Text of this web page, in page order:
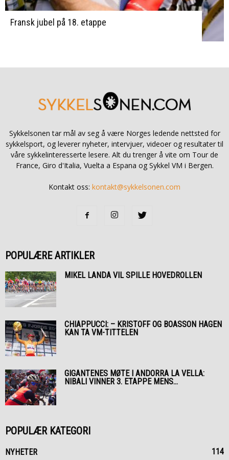
Fransk jubel på 18. etappe
Sykkelsonen tar mål av seg å være Norges ledende nettsted for
sykkelsport, og leverer nyheter, intervjuer, videoer og resultater til
våre sykkelinteresserte lesere. Alt du trenger å vite om Tour de
France, Giro d'Italia, Vuelta a Espana og Sykkel VM i Bergen.
Kontakt oss: kontakt@sykkelsonen.com
POPULÆRE ARTIKLER
MIKEL LANDA VIL SPILLE HOVEDROLLEN
CHIAPPUCCI: – KRISTOFF OG BOASSON HAGEN
KAN TA VM-TITTELEN
GIGANTENES MØTE I ANDORRA LA VELLA:
NIBALI VINNER 3. ETAPPE MENS...
POPULÆR KATEGORI
NYHETER 114